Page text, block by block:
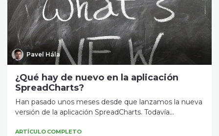
Pavel Hála
¿Qué hay de nuevo en la aplicación
SpreadCharts?
Han pasado unos meses desde que lanzamos la nueva
versión de la aplicación SpreadCharts. Todavía...
ARTÍCULO COMPLETO